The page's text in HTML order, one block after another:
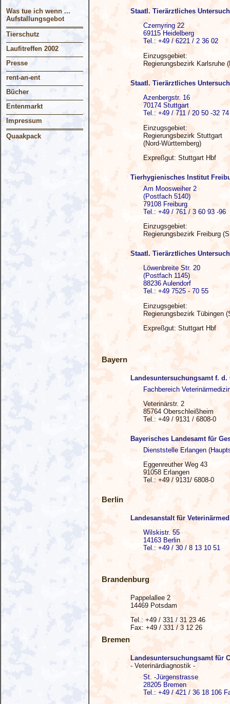
Was tue ich wenn ...
Aufstallungsgebot
Tierschutz
Laufitreffen 2002
Presse
rent-an-ent
Bücher
Entenmarkt
Impressum
Quaakpack
Staatl. Tierärztliches
Czernyring 22
69115 Heidelberg
Tel.: +49 / 6221 / 2 36 02
Einzugsgebiet:
Regierungsbezirk Karlsruhe
Staatl. Tierärztliches
Azenbergstr. 16
70174 Stuttgart
Tel.: +49 / 711 / 20 50 -32 74
Einzugsgebiet:
Regierungsbezirk Stuttgart
(Nord-Württemberg)
Expreßgut: Stuttgart Hbf
Tierhygienisches Institut
Am Moosweiher 2
(Postfach 5140)
79108 Freiburg
Tel.: +49 / 761 / 3 60 93 -96
Einzugsgebiet:
Regierungsbezirk Freiburg
Staatl. Tierärztliches
Löwenbreite Str. 20
(Postfach 1145)
88236 Aulendorf
Tel.: +49 7525 - 70 55
Einzugsgebiet:
Regierungsbezirk Tübingen
Expreßgut: Stuttgart Hbf
Bayern
Landesuntersuchungsamt f.
Fachbereich
Veterinärstr. 2
85764 Oberschleißheim
Tel.: +49 / 9131 / 6808-0
Bayerisches Landesamt für
Dienststelle Erlangen
Eggenreuther Weg 43
91058 Erlangen
Tel.: +49 / 9131/ 6808-0
Berlin
Landesanstalt für
Wilskistr. 55
14163 Berlin
Tel.: +49 / 30 / 8 13 10 51
Brandenburg
Pappelallee 2
14469 Potsdam
Tel.: +49 / 331 / 31 23 46
Fax: +49 / 331 / 3 12 26
Bremen
Landesuntersuchungsamt für
- Veterinärdiagnostik -
St. -Jürgenstrasse
28205 Bremen
Tel.: +49 / 421 / 36 18 106